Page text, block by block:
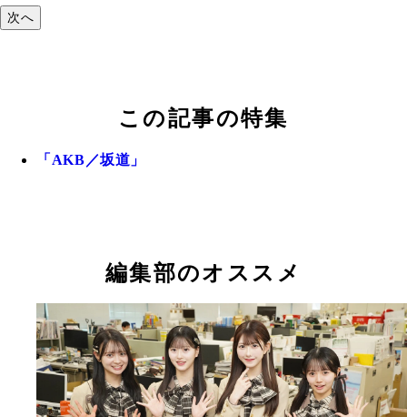
次へ
この記事の特集
「AKB／坂道」
編集部のオススメ